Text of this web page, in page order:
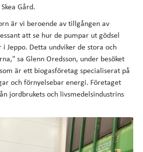
Gård.
är vi beroende av tillgången av
att se hur de pumpar ut gödsel
Jeppo. Detta undviker de stora och
sa Glenn Oredsson, under besöket
är ett biogasföretag specialiserat på
och förnyelsebar energi. Företaget
jordbrukets och livsmedelsindustrins